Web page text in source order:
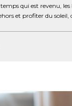
qui est revenu, les
et profiter du soleil,